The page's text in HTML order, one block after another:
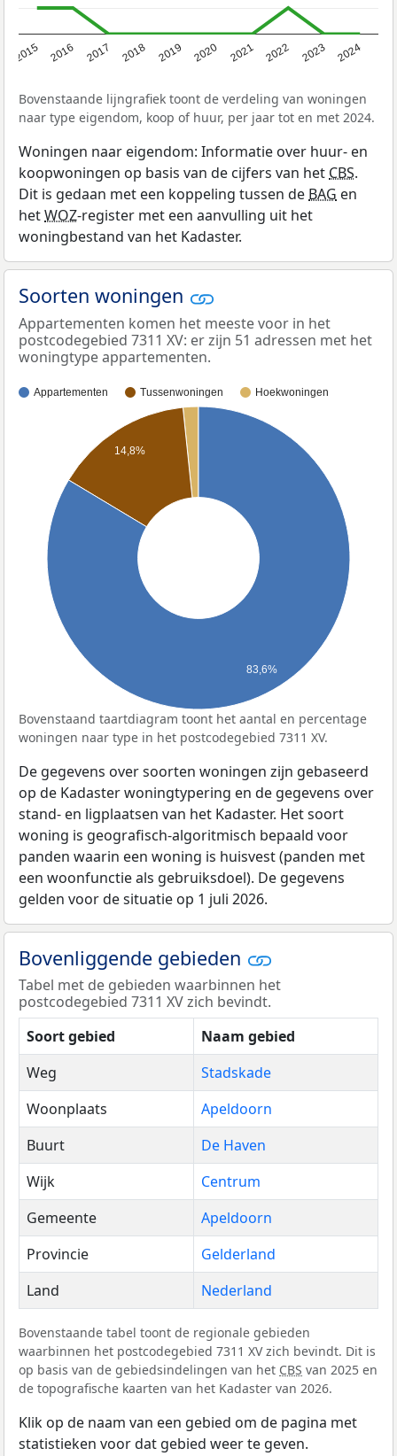
2015 2016 2017 2018 2019 2020 2021 2022 2023 2024
Bovenstaande lijngrafiek toont de verdeling van woningen
naar type eigendom, koop of huur, per jaar tot en met 2024.
Woningen naar eigendom: Informatie over huur- en
koopwoningen op basis van de cijfers van hetCBS.
Dit is gedaan met een koppeling tussen deBAG en
hetWOZ-register met een aanvulling uit het
woningbestand van het Kadaster.
Soorten woningen
Appartementen komen het meeste voor in het
postcodegebied 7311 XV: er zijn 51 adressen met het
woningtype appartementen.
Appartementen Tussenwoningen Hoekwoningen
14,8%
83,6%
Bovenstaand taartdiagram toont het aantal en percentage
woningen naar type in het postcodegebied 7311 XV.
De gegevens over soorten woningen zijn gebaseerd
op de Kadaster woningtypering en de gegevens over
stand- en ligplaatsen van het Kadaster. Het soort
woning is geografisch-algoritmisch bepaald voor
panden waarin een woning is huisvest (panden met
een woonfunctie als gebruiksdoel). De gegevens
gelden voor de situatie op 1 juli 2026.
Bovenliggende gebieden
Tabel met de gebieden waarbinnen het
postcodegebied 7311 XV zich bevindt.
Soort gebied
Naam gebied
Weg
Stadskade
Woonplaats
Apeldoorn
Buurt
De Haven
Wijk
Centrum
Gemeente
Apeldoorn
Provincie
Gelderland
Land
Nederland
Bovenstaande tabel toont de regionale gebieden
waarbinnen het postcodegebied 7311 XV zich bevindt. Dit is
op basis van de gebiedsindelingen van het CBS van 2025 en
de topografische kaarten van het Kadaster van 2026.
Klik op de naam van een gebied om de pagina met
statistieken voor dat gebied weer te geven.